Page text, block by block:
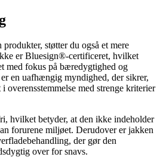
støtter du også et mere
er Bluesign®-certificeret, hvilket
med fokus på bæredygtighed og
en uafhængig myndighed, der sikrer,
overensstemmelse med strenge kriterier
hvilket betyder, at den ikke indeholder
forurene miljøet. Derudover er jakken
der gør den
over for snavs.